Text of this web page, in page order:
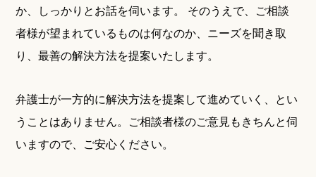
か、しっかりとお話を伺います。 そのうえで、ご相談
者様が望まれているものは何なのか、ニーズを聞き取
り、最善の解決方法を提案いたします。
弁護士が一方的に解決方法を提案して進めていく、とい
うことはありません。ご相談者様のご意見もきちんと伺
いますので、ご安心ください。